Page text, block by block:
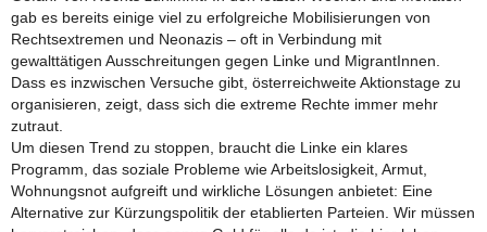
gab es bereits einige viel zu erfolgreiche Mobilisierungen von
Rechtsextremen und Neonazis – oft in Verbindung mit
gewalttätigen Ausschreitungen gegen Linke und MigrantInnen.
Dass es inzwischen Versuche gibt, österreichweite Aktionstage zu
organisieren, zeigt, dass sich die extreme Rechte immer mehr
zutraut.
Um diesen Trend zu stoppen, braucht die Linke ein klares
Programm, das soziale Probleme wie Arbeitslosigkeit, Armut,
Wohnungsnot aufgreift und wirkliche Lösungen anbietet: Eine
Alternative zur Kürzungspolitik der etablierten Parteien. Wir müssen